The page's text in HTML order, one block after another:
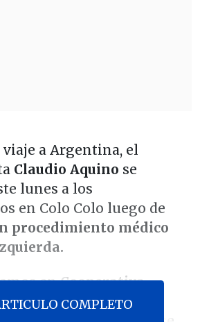
viaje a Argentina, el
Claudio Aquino se
lunes a los
en Colo Colo luego de
procedimiento médico
enCooperativa
se trasladó con
COMPLETO